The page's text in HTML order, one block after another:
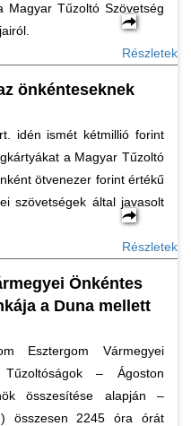
Magyar Tűzoltó Szövetség
Részletek
önkénteseknek
idén ismét kétmillió forint
a Magyar Tűzoltó
ötvenezer forint értékű
szövetségek által javasolt
Részletek
Önkéntes
a Duna mellett
Esztergom Vármegyei
Tűzoltóságok – Ágoston
összesítése alapján –
összesen 2245 óra órát